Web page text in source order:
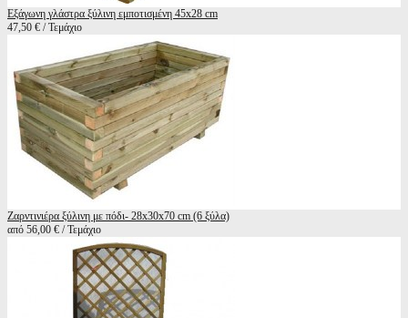
Εξάγωνη γλάστρα ξύλινη εμποτισμένη 45x28 cm
47,50 € / Τεμάχιο
Ζαρντινιέρα ξύλινη με πόδι- 28x30x70 cm (6 ξύλα)
από 56,00 € / Τεμάχιο